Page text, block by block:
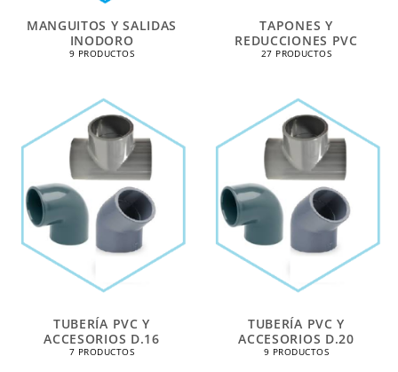
MANGUITOS Y SALIDAS
INODORO
9 PRODUCTOS
TAPONES Y
REDUCCIONES PVC
27 PRODUCTOS
TUBERÍA PVC Y
ACCESORIOS D.16
7 PRODUCTOS
TUBERÍA PVC Y
ACCESORIOS D.20
9 PRODUCTOS